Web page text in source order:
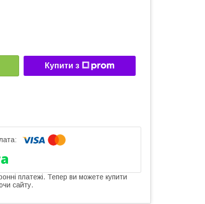
Купити з
платежі. Тепер ви можете купити
сайту.